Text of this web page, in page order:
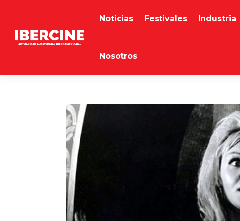
Noticias Festivales Industria
Nosotros